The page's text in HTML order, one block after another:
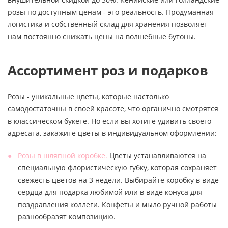
розы по доступным ценам - это реальность. Продуманная
логистика и собственный склад для хранения позволяет
нам постоянно снижать цены на волшебные бутоны.
Ассортимент роз и подарков
Розы - уникальные цветы, которые настолько
самодостаточны в своей красоте, что органично смотрятся
в классическом букете. Но если вы хотите удивить своего
адресата, закажите цветы в индивидуальном оформлении:
Розы в шляпной коробке. Цветы устанавливаются на
специальную флористическую губку, которая сохраняет
свежесть цветов на 3 недели. Выбирайте коробку в виде
сердца для подарка любимой или в виде конуса для
поздравления коллеги. Конфеты и мыло ручной работы
разнообразят композицию.